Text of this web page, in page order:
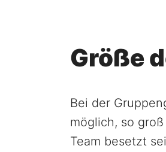
Größe
Bei der
möglich, so
Team besetzt